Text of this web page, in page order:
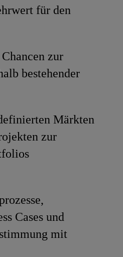
für den
zur
bestehender
Märkten
zur
Cases und
mit